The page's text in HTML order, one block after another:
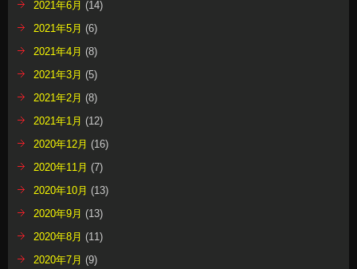
2021年6月 (14)
2021年5月 (6)
2021年4月 (8)
2021年3月 (5)
2021年2月 (8)
2021年1月 (12)
2020年12月 (16)
2020年11月 (7)
2020年10月 (13)
2020年9月 (13)
2020年8月 (11)
2020年7月 (9)